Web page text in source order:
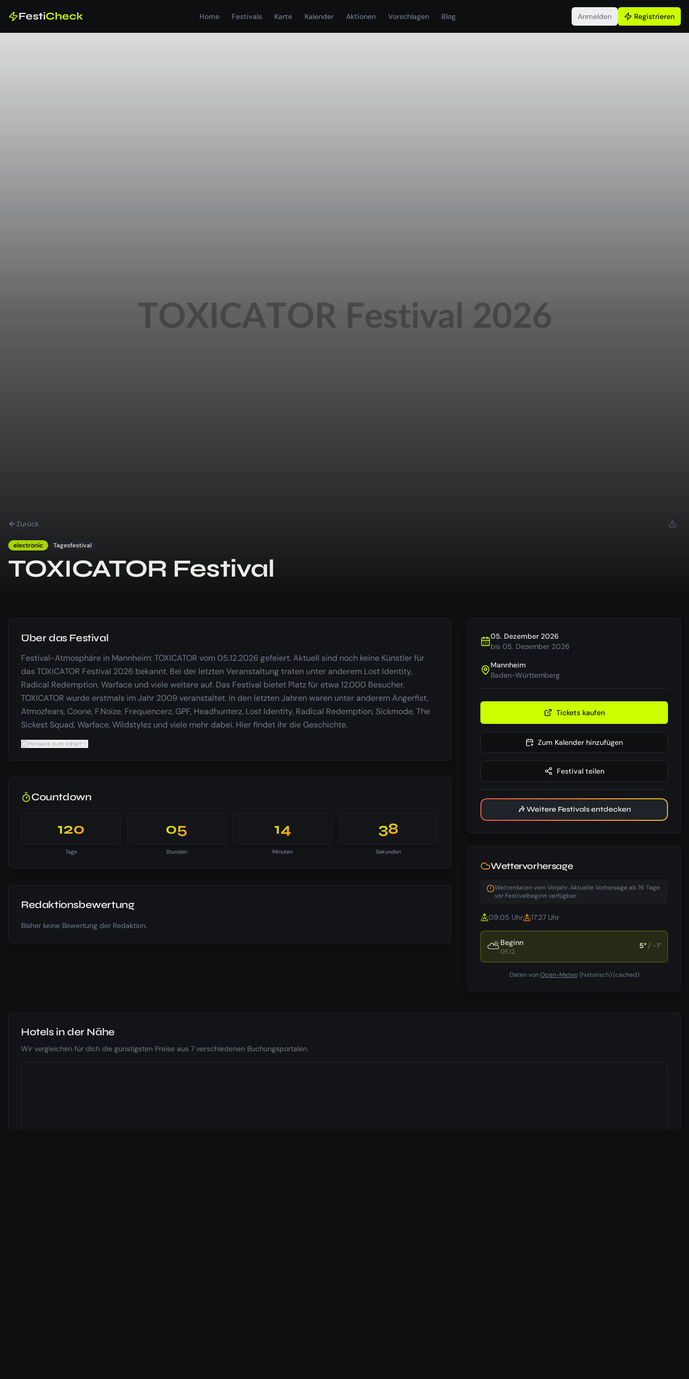
FestiCheck Home Festivals Karte Kalender Aktionen Vorschlagen Blog Anmelden Registrieren
Zurück
electronic Tagesfestival
TOXICATOR Festival
Über das Festival
Festival-Atmosphäre in Mannheim: TOXICATOR vom 05.12.2026 gefeiert. Aktuell sind noch keine Künstler für
das TOXICATOR Festival 2026 bekannt. Bei der letzten Veranstaltung traten unter anderem Lost Identity,
Radical Redemption, Warface und viele weitere auf. Das Festival bietet Platz für etwa 12.000 Besucher.
TOXICATOR wurde erstmals im Jahr 2009 veranstaltet. In den letzten Jahren waren unter anderem Angerfist,
Atmozfears, Coone, F.Noize, Frequencerz, GPF, Headhunterz, Lost Identity, Radical Redemption, Sickmode, The
Sickest Squad, Warface, Wildstylez und viele mehr dabei. Hier findet ihr die Geschichte.
Hinweis zum Inhalt
Countdown
120
Tage
05
Stunden
14
Minuten
37
Sekunden
Redaktionsbewertung
Bisher keine Bewertung der Redaktion.
05. Dezember 2026
bis 05. Dezember 2026
Mannheim
Baden-Württemberg
Tickets kaufen
Zum Kalender hinzufügen
Festival teilen
🎶 Weitere Festivals entdecken
Wettervorhersage
Wetterdaten vom Vorjahr. Aktuelle Vorhersage ab 16 Tage
vor Festivalbeginn verfügbar.
09:05 Uhr 17:27 Uhr
⛅Beginn
05.12.
5° / -1°
Daten von Open-Meteo(historisch)(cached)
Hotels in der Nähe
Wir vergleichen für dich die günstigsten Preise aus 7 verschiedenen Buchungsportalen.